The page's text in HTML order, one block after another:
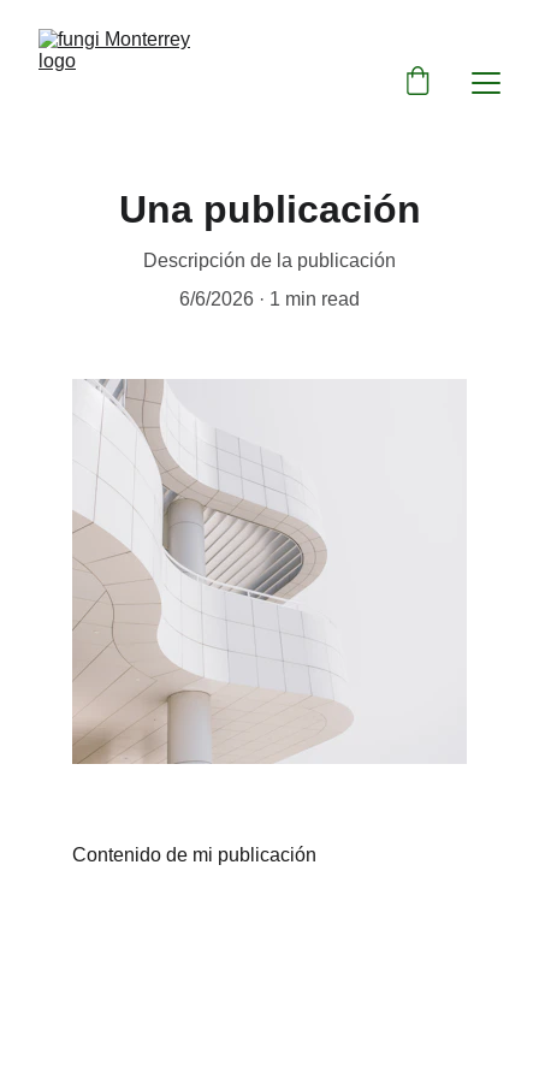
Una publicación
Descripción de la publicación
6/6/2026
1 min read
Contenido de mi publicación